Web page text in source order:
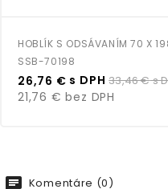
HOBLÍK S ODSÁVANÍM 70 X
SSB-70198
Cena
26,76 € s DPH Bežná
cena
33,46 €s
21,76 € bez DPH
chat Komentáre (0)